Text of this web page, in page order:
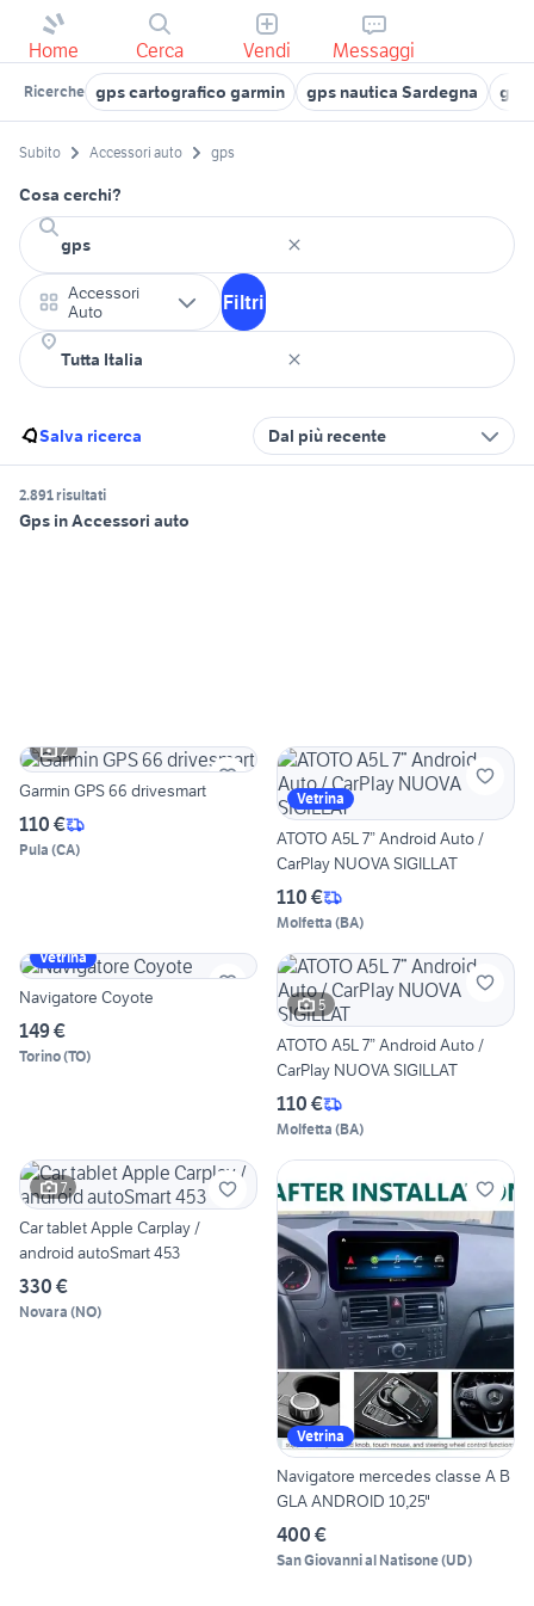
Home Cerca Vendi Messaggi
Ricerche gps cartografico garmin gps nautica Sardegna gps
Subito Accessori auto gps
Cosa cerchi?
Accessori
Auto
Filtri
Salva ricerca Dal più recente
2.891 risultati
Gps in Accessori auto
2
Garmin GPS 66 drivesmart
110 €
Pula (CA)
Vetrina
ATOTO A5L 7” Android Auto /
CarPlay NUOVA SIGILLAT
110 €
Molfetta (BA)
Vetrina
Navigatore Coyote
149 €
Torino(TO)
5
ATOTO A5L 7” Android Auto /
CarPlay NUOVA SIGILLAT
110 €
Molfetta (BA)
7
Car tablet Apple Carplay /
android autoSmart 453
330 €
Novara (NO)
Vetrina
Navigatore mercedes classe A B
GLA ANDROID 10,25"
400 €
San Giovanni al Natisone(UD)